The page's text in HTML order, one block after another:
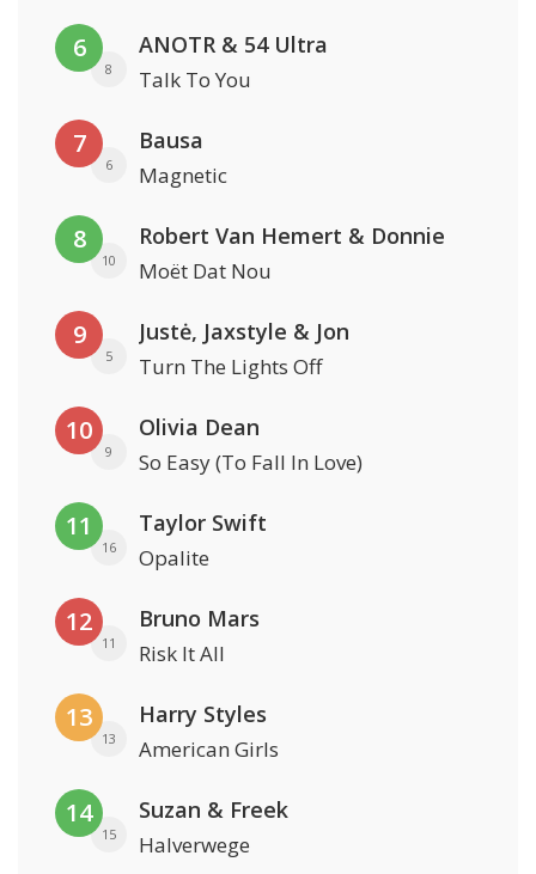
6
8
ANOTR & 54 Ultra
Talk To You
7
6
Bausa
Magnetic
8
10
Robert Van Hemert & Donnie
Moët Dat Nou
9
5
Justė, Jaxstyle & Jon
Turn The Lights Off
10
9
Olivia Dean
So Easy (To Fall In Love)
11
16
Taylor Swift
Opalite
12
11
Bruno Mars
Risk It All
13
13
Harry Styles
American Girls
14
15
Suzan & Freek
Halverwege